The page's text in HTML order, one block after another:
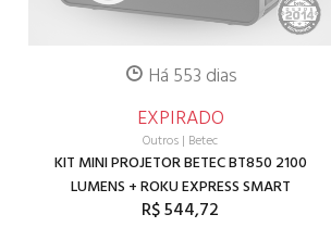
Há 553 dias
EXPIRADO
Outros | Betec
KIT MINI PROJETOR BETEC BT850 2100
LUMENS + ROKU EXPRESS SMART
R$ 544,72